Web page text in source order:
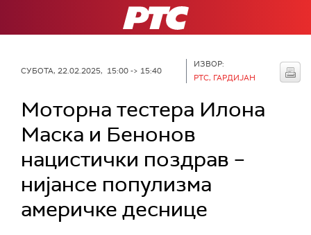
РТС
СУБОТА, 22.02.2025, 15:00 -> 15:40
ИЗВОР:
РТС, ГАРДИЈАН
Моторна тестера Илона
Маска и Бенонов
нацистички поздрав –
нијансе популизма
америчке деснице